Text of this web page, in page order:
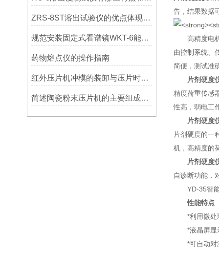
ZRS-8ST溶出试验仪的优点体现在哪些方面？
规范安装固定式看谱镜WKT-6能够有效避免因光路偏移导致的检测偏差
药物熔点仪的操作指南
红外压片机冲模的装卸与压片时的调整讲解
简述陶瓷粉末压片机的主要组成部件功能特点
告，结果数据
高精度电机
由控制系统、
简便，测试准
片剂硬度
精度荷重传感
性高，弱电工
片剂硬度
片剂硬度的一
机，高精度的
片剂硬度
自诊断功能，
YD-35智
性能特点
*利用微处理
*液晶屏显示
*可自动对测